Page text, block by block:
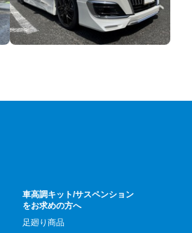
車高調キット/サスペンション
をお求めの方へ
足廻り商品